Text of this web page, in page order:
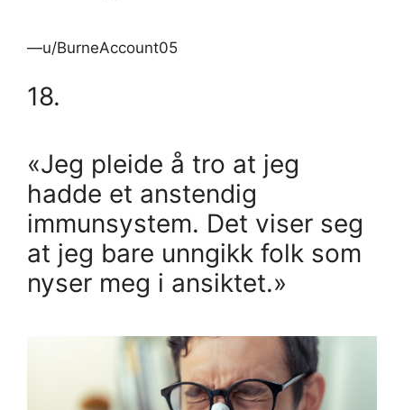
—u/BurneAccount05
18.
«Jeg pleide å tro at jeg
hadde et anstendig
immunsystem. Det viser seg
at jeg bare unngikk folk som
nyser meg i ansiktet.»